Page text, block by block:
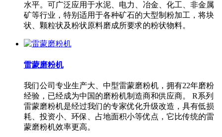
水平。可广泛应用于水泥、电力、冶金、化工、非金属
矿等行业，特别适用于各种矿石的大型制粉加工，将块
状、颗粒状及粉状原料磨成所要求的粉状物料。
雷蒙磨粉机
我们公司专业生产大、中型雷蒙磨粉机，拥有22年磨粉
经验，已经成为中国的磨粉机制造商和供应商。 R系列
雷蒙磨粉机是经过我们的专家优化升级改造，具有低损
耗、投资小、环保、占地面积小等优点，它比传统的雷
蒙磨粉机效率更高。